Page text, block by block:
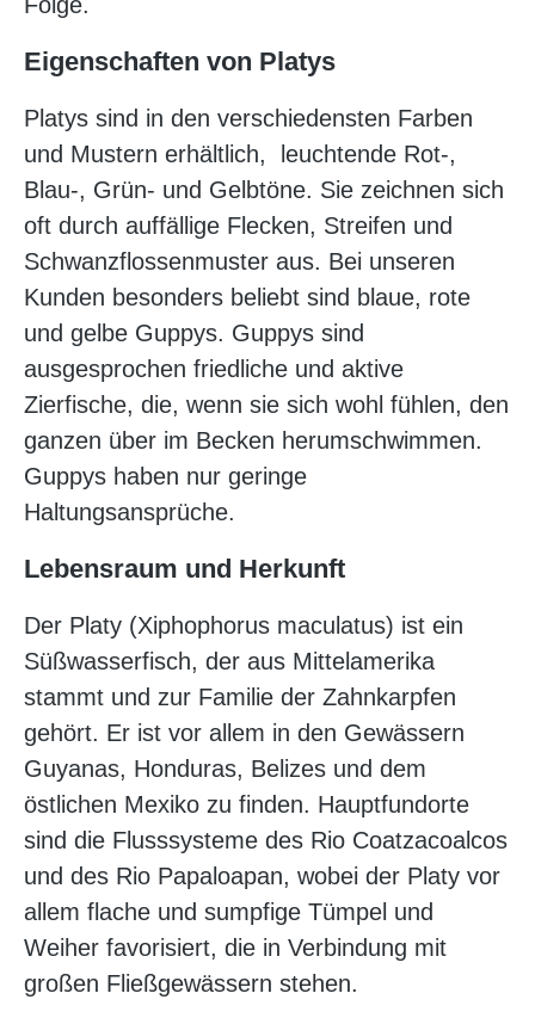
Eigenschaften von Platys
Platys sind in den verschiedensten Farben
und Mustern erhältlich, leuchtende Rot-,
Blau-, Grün- und Gelbtöne. Sie zeichnen sich
oft durch auffällige Flecken, Streifen und
Schwanzflossenmuster aus. Bei unseren
Kunden besonders beliebt sind blaue, rote
und gelbe Guppys. Guppys sind
ausgesprochen friedliche und aktive
Zierfische, die, wenn sie sich wohl fühlen, den
ganzen über im Becken herumschwimmen.
Guppys haben nur geringe
Haltungsansprüche.
Lebensraum und Herkunft
Der Platy (Xiphophorus maculatus) ist ein
Süßwasserfisch, der aus Mittelamerika
stammt und zur Familie der Zahnkarpfen
gehört. Er ist vor allem in den Gewässern
Guyanas, Honduras, Belizes und dem
östlichen Mexiko zu finden. Hauptfundorte
sind die Flusssysteme des Rio Coatzacoalcos
und des Rio Papaloapan, wobei der Platy vor
allem flache und sumpfige Tümpel und
Weiher favorisiert, die in Verbindung mit
großen Fließgewässern stehen.